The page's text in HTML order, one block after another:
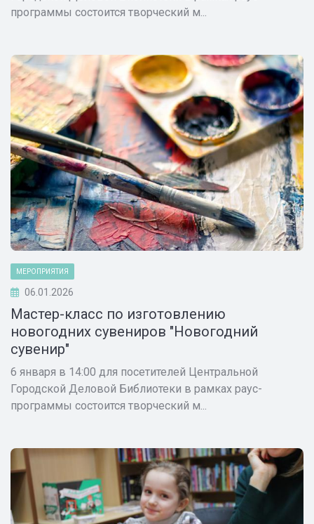
программы состоится творческий м...
МЕРОПРИЯТИЯ
06.01.2026
Мастер-класс по изготовлению
новогодних сувениров "Новогодний
сувенир"
6 января в 14:00 для посетителей Центральной
Городской Деловой Библиотеки в рамках раус-
программы состоится творческий м...